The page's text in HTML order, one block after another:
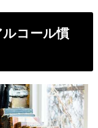
コール慣